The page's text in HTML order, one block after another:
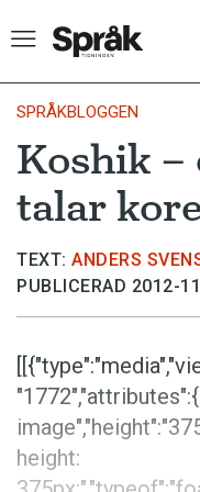
Hem
Artiklar
Krönikor
Språkfrågor
Bokrecensioner
Kviss
Podden
SPRÅKBLOGGEN
Koshik –
talar
TEXT: ANDERS
PUBLICERAD 2012-
height: